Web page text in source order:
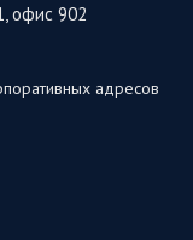
офис 902
адресов